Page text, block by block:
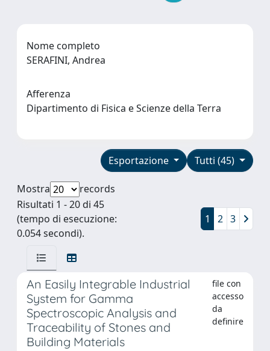
Nome completo
SERAFINI, Andrea
Afferenza
Dipartimento di Fisica e Scienze della Terra
Tutti (45)
Esportazione
Mostra
records
Risultati 1 - 20 di 45
(tempo di esecuzione:
0.054 secondi).
1 2 3
An Easily Integrable Industrial
System for Gamma
Spectroscopic Analysis and
Traceability of Stones and
Building Materials
file con
accesso
da
definire